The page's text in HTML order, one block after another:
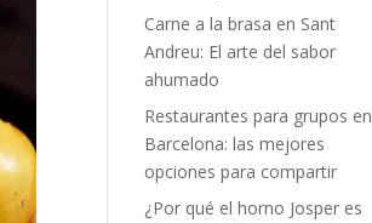
Carne a la brasa en Sant
Andreu: El arte del sabor
ahumado
Restaurantes para grupos en
Barcelona: las mejores
opciones para compartir
¿Por qué el horno Josper es